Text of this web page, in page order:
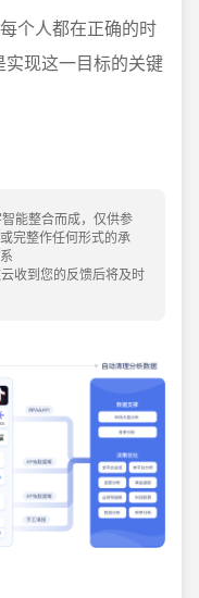
个人都在正确的时
现这一目标的关键
能整合而成，仅供参
完整作任何形式的承
收到您的反馈后将及时